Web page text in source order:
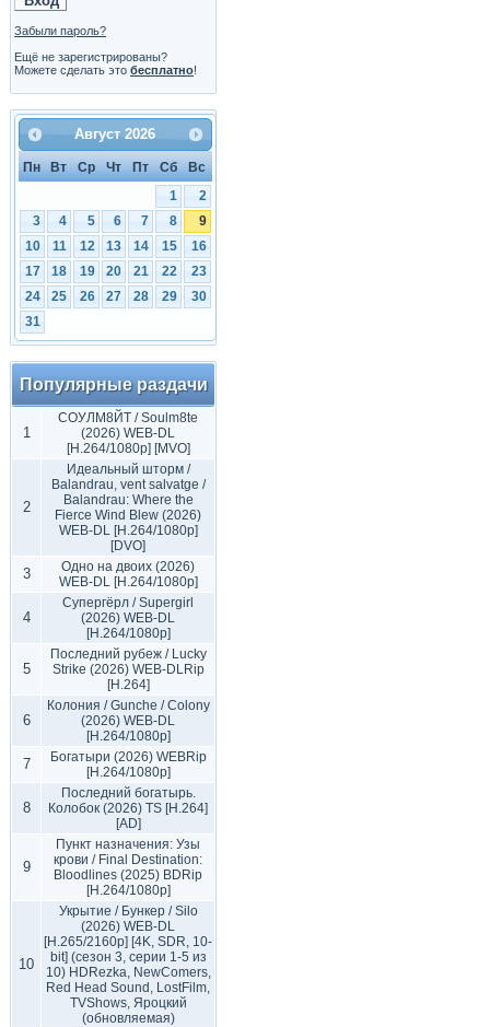
Забыли пароль?
Ещё не зарегистрированы?
Можете сделать это бесплатно!
Август 2026
Пн Вт Ср Чт Пт Сб
Вс
1
2
3
4 5 6 7 8
9
10
11 12 13 14 15
16
17
18 19 20 21 22
23
24
25 26 27 28 29
30
31
Популярные раздачи
1
СОУЛМ8ЙТ / Soulm8te
(2026) WEB-DL
[H.264/1080p] [MVO]
2
Идеальный шторм /
Balandrau, vent salvatge /
Balandrau: Where the
Fierce Wind Blew (2026)
WEB-DL [H.264/1080p]
[DVO]
3
Одно на двоих (2026)
WEB-DL [H.264/1080p]
4
Супергёрл / Supergirl
(2026) WEB-DL
[H.264/1080p]
5
Последний рубеж / Lucky
Strike (2026) WEB-DLRip
[H.264]
6
Колония / Gunche / Colony
(2026) WEB-DL
[H.264/1080p]
7
Богатыри (2026) WEBRip
[H.264/1080p]
8
Последний богатырь.
Колобок (2026) TS [H.264]
[AD]
9
Пункт назначения: Узы
крови / Final Destination:
Bloodlines (2025) BDRip
[H.264/1080p]
10
Укрытие / Бункер / Silo
(2026) WEB-DL
[H.265/2160p] [4K, SDR, 10-
bit] (сезон 3, серии 1-5 из
10) HDRezka, NewComers,
Red Head Sound, LostFilm,
TVShows, Яроцкий
(обновляемая)